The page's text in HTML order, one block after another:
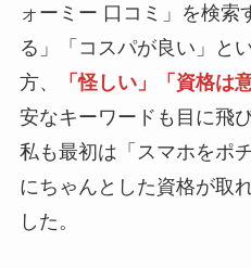
ォーミー 口コミ」を検索
る」「コスパが良い」と
方、
「怪しい」「資格は
安なキーワードも目に飛
私も最初は「スマホをポ
にちゃんとした資格が取
した。